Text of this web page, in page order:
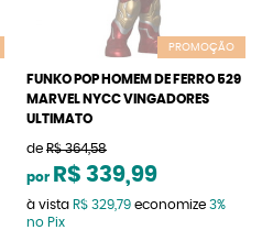
PROMOÇÃO
FUNKO POP HOMEM DE FERRO 529
MARVEL NYCC VINGADORES
ULTIMATO
de R$ 364,58
por R$ 339,99
à vista R$ 329,79 economize 3%
no Pix